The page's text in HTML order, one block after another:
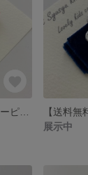
展示中